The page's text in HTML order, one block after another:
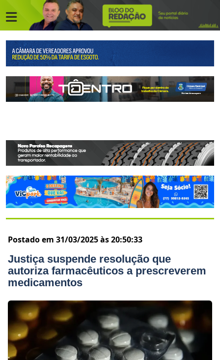
Postado em 31/03/2025 às 20:50:33
Justiça suspende resolução que
autoriza farmacêuticos a prescreverem
medicamentos